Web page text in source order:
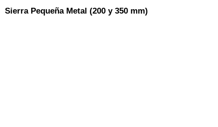
Sierra Pequeña Metal (200 y 350 mm)